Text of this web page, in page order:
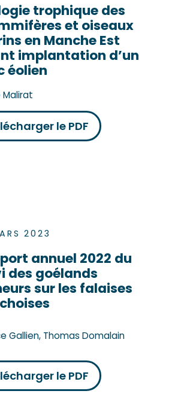
trophique des
et oiseaux
en Manche Est
implantation d’un
éolien
Malirat
le PDF
2023
annuel 2022 du
des goélands
sur les falaises
Gallien, Thomas Domalain
le PDF